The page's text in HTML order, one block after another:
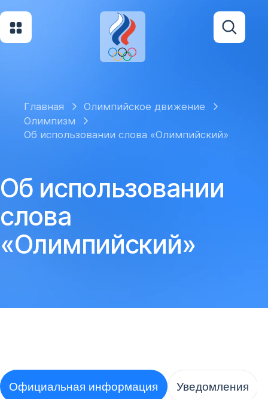
Главная
Олимпийское движение
Олимпизм
Об использовании слова «Олимпийский»
Об использовании
слова
«Олимпийский»
Официальная информация Уведомления